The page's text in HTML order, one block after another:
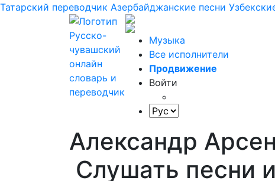
Татарский переводчик Азербайджанские песни
Музыка
Все исполнители
Продвижение
Войти
Александр
Слушать песни